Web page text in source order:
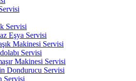
Servisi
Eşya Servisi
Makinesi Servisi
Servisi
Makinesi Servisi
Dondurucu Servisi
Servisi